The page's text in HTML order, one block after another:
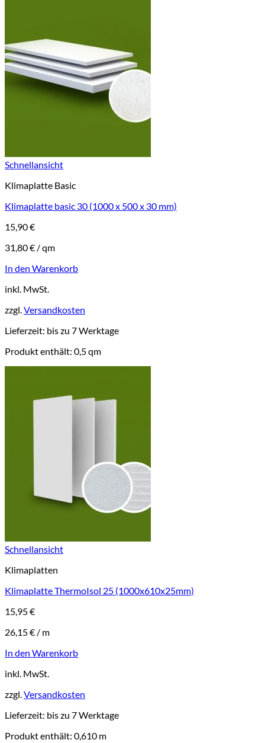
Schnellansicht
Klimaplatte Basic
Klimaplatte basic 30 (1000 x 500 x 30 mm)
15,90€
31,80€ /qm
In den Warenkorb
inkl. MwSt.
zzgl.Versandkosten
Lieferzeit: bis zu 7 Werktage
Produkt enthält: 0,5qm
Schnellansicht
Klimaplatten
Klimaplatte ThermoIsol 25 (1000x610x25mm)
15,95€
26,15€ / m
In den Warenkorb
inkl. MwSt.
zzgl.Versandkosten
Lieferzeit: bis zu 7 Werktage
Produkt enthält: 0,610 m